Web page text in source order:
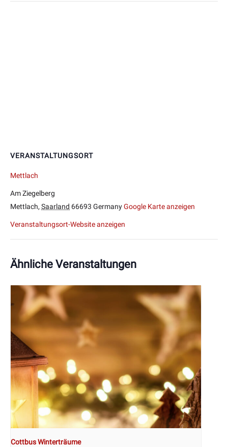
VERANSTALTUNGSORT
Mettlach
Am Ziegelberg
Mettlach, Saarland 66693 GermanyGoogle Karte anzeigen
Veranstaltungsort-Website anzeigen
Ähnliche Veranstaltungen
Cottbus Winterträume